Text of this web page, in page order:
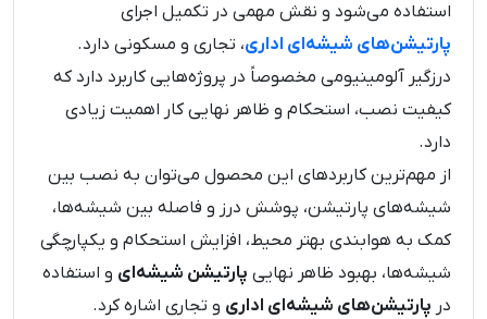
استفاده می‌شود و نقش مهمی در تکمیل اجرای
پارتیشن‌های شیشه‌ای اداری، تجاری و مسکونی دارد.
درزگیر آلومینیومی مخصوصاً در پروژه‌هایی کاربرد دارد که
کیفیت نصب، استحکام و ظاهر نهایی کار اهمیت زیادی
دارد.
از مهم‌ترین کاربردهای این محصول می‌توان به نصب بین
شیشه‌های پارتیشن، پوشش درز و فاصله بین شیشه‌ها،
کمک به هوابندی بهتر محیط، افزایش استحکام و یکپارچگی
شیشه‌ها، بهبود ظاهر نهایی پارتیشن شیشه‌ای و استفاده
در پارتیشن‌های شیشه‌ای اداری و تجاری اشاره کرد.